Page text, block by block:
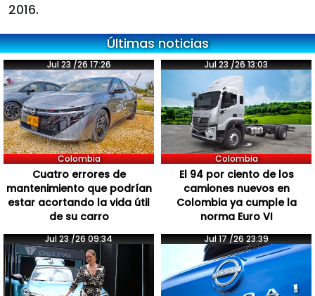
2016.
Últimas noticias
Jul 23 /26 17:26
Colombia
Cuatro errores de
mantenimiento que podrían
estar acortando la vida útil
de su carro
Jul 23 /26 13:03
Colombia
El 94 por ciento de los
camiones nuevos en
Colombia ya cumple la
norma Euro VI
Jul 23 /26 09:34 Jul 17 /26 23:39